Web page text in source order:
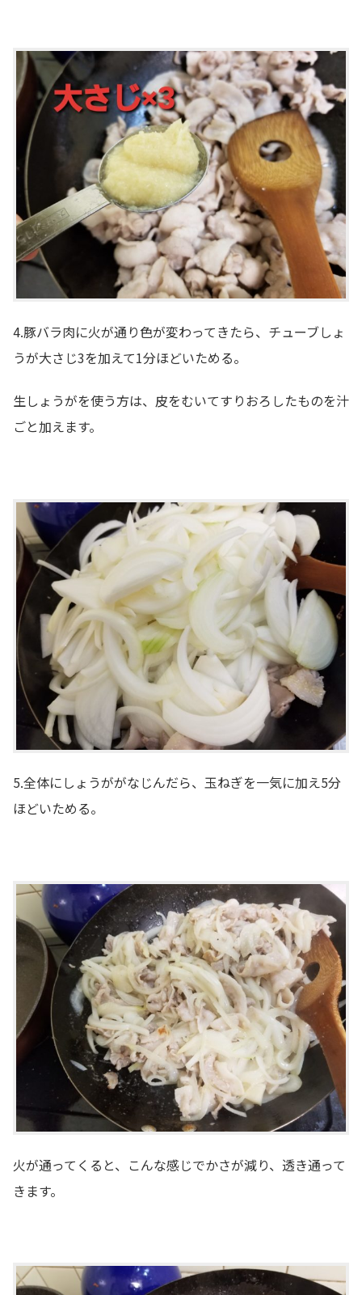
4.豚バラ肉に火が通り色が変わってきたら、チューブしょ
うが大さじ3を加えて1分ほどいためる。
生しょうがを使う方は、皮をむいてすりおろしたものを汁
ごと加えます。
5.全体にしょうががなじんだら、玉ねぎを一気に加え5分
ほどいためる。
火が通ってくると、こんな感じでかさが減り、透き通って
きます。